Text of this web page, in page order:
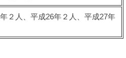
２人、平成26年２人、平成27年